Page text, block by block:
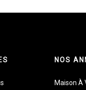
NOS
Maison À